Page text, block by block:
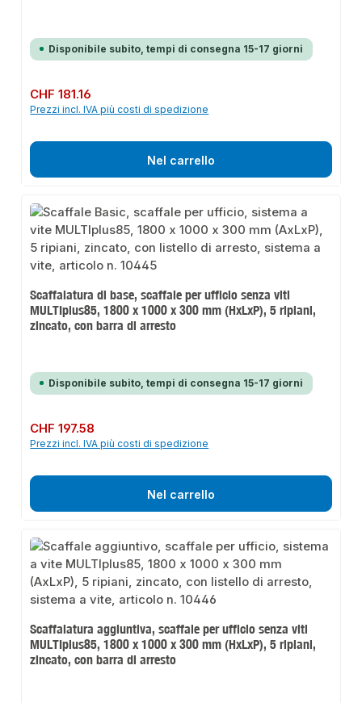
Disponibile subito, tempi di consegna 15-17 giorni
Prezzo normale:
CHF 181.16
Prezzi incl. IVA più costi di spedizione
Nel carrello
Scaffalatura di base, scaffale per ufficio senza viti
MULTIplus85, 1800 x 1000 x 300 mm (HxLxP), 5 ripiani,
zincato, con barra di arresto
Disponibile subito, tempi di consegna 15-17 giorni
Prezzo normale:
CHF 197.58
Prezzi incl. IVA più costi di spedizione
Nel carrello
Scaffalatura aggiuntiva, scaffale per ufficio senza viti
MULTIplus85, 1800 x 1000 x 300 mm (HxLxP), 5 ripiani,
zincato, con barra di arresto